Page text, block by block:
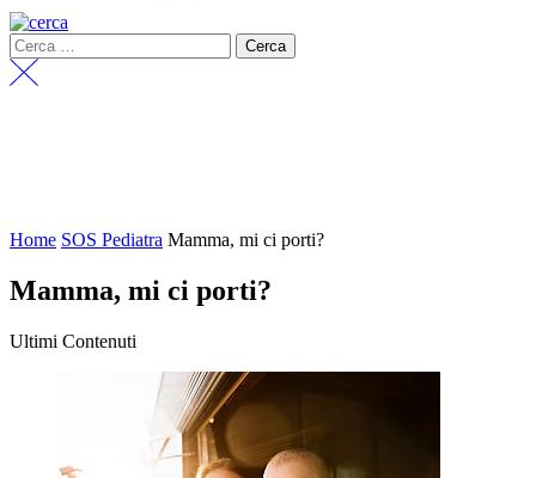
Home SOS Pediatra Mamma, mi ci porti?
Mamma, mi ci porti?
Ultimi Contenuti